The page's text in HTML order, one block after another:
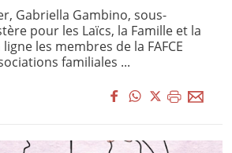
Gabriella Gambino, sous-
pour les Laïcs, la Famille et la
les membres de la FAFCE
familiales ...